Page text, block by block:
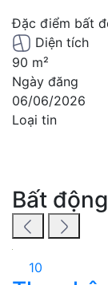
Đặc điểm bất
Diện tích
90 m²
Ngày đăng
06/06/2026
Loại tin
Bất
10